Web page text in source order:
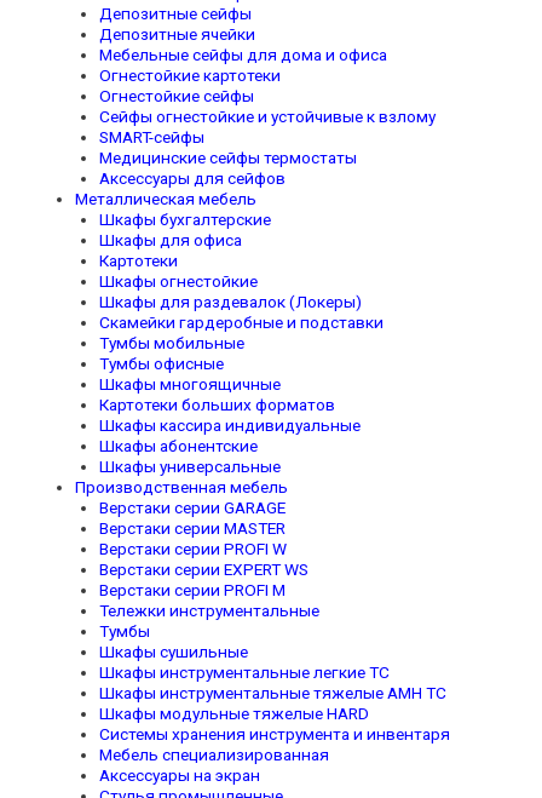
Депозитные сейфы
Депозитные ячейки
Мебельные сейфы для дома и офиса
Огнестойкие картотеки
Огнестойкие сейфы
Сейфы огнестойкие и устойчивые к взлому
SMART-сейфы
Медицинские сейфы термостаты
Аксессуары для сейфов
Металлическая мебель
Шкафы бухгалтерские
Шкафы для офиса
Картотеки
Шкафы огнестойкие
Шкафы для раздевалок (Локеры)
Скамейки гардеробные и подставки
Тумбы мобильные
Тумбы офисные
Шкафы многоящичные
Картотеки больших форматов
Шкафы кассира индивидуальные
Шкафы абонентские
Шкафы универсальные
Производственная мебель
Верстаки серии GARAGE
Верстаки серии MASTER
Верстаки серии PROFI W
Верстаки серии EXPERT WS
Верстаки серии PROFI M
Тележки инструментальные
Тумбы
Шкафы сушильные
Шкафы инструментальные легкие TC
Шкафы инструментальные тяжелые AMH TC
Шкафы модульные тяжелые HARD
Системы хранения инструмента и инвентаря
Мебель специализированная
Аксессуары на экран